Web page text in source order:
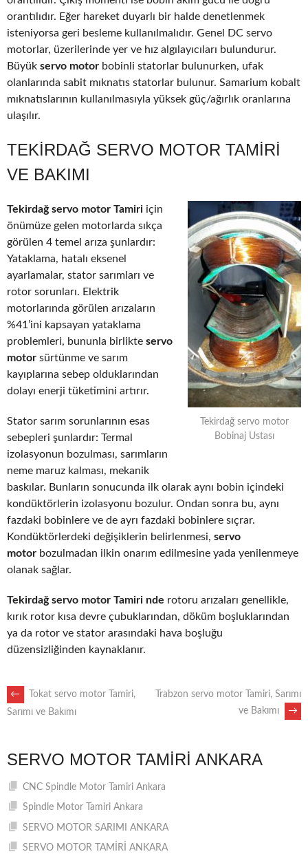
orantılıdır. Eğer hareket duyarlı bir halde denetlenmek
isteniyorsa geri besleme kullanılmalıdır. Genel DC servo
motorlar, üzerilerinde yer ve hız algılayıcıları bulundurur.
Büyük servo motor bobinli statorlar bulunurken, ufak
olanlarında sabit mıknatıs statorlar bulunur. Samarium kobalt
mıknatıslarının kullanılmasıyla yüksek güç/ağırlık oranlarına
ulaşılır.
TEKIRDAĞ SERVO MOTOR TAMIRI
VE BAKIMI
Tekirdağ servo motor
Bobinaj Ustası
Tekirdağ servo motor Tamiri için
önümüze gelen motorlarda sıkça
görülen 4 temel arıza şunlardır:
Yataklama, hatalı eksenel
ayarlamalar, stator sarımları ve
rotor sorunları. Elektrik
motorlarında görülen arızaların
%41’ini kapsayan yataklama
problemleri, bununla birlikte servo
motor sürtünme ve sarım
kayıplarına sebep olduklarından
dolayı enerji tüketimini artırır.
Stator sarım sorunlarının esas
sebepleri şunlardır: Termal
izolasyonun bozulması, sarımların
neme maruz kalması, mekanik
baskılar. Bunların sonucunda ilk olarak aynı bobin içindeki
kondüktörlerin izolasyonu bozulur. Ondan sonra bu, aynı
fazdaki bobinlere ve de ayrı fazdaki bobinlere sıçrar.
Kondüktörlerdeki değişiklerin belirlenmesi, servo
motor bozulmadan ilkin onarım edilmesine yada yenilenmeye
olanak sağlar.
Tekirdağ servo motor Tamiri nde rotoru arızaları genellikle,
kırık rotor kısa devre çubuklarından, döküm boşluklarından
ya da rotor ve stator arasındaki hava boşluğu
düzensizliğinden kaynaklanır.
POST
←
Tokat servo motor Tamiri,
Sarımı ve Bakımı
Trabzon servo motor Tamiri, Sarımı
ve Bakımı
→
SERVO MOTOR TAMIRI ANKARA
CNC Spindle Motor Tamiri Ankara
Spindle Motor Tamiri Ankara
SERVO MOTOR SARIMI ANKARA
SERVO MOTOR TAMİRİ ANKARA